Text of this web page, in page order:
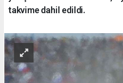
takvime dahil edildi.